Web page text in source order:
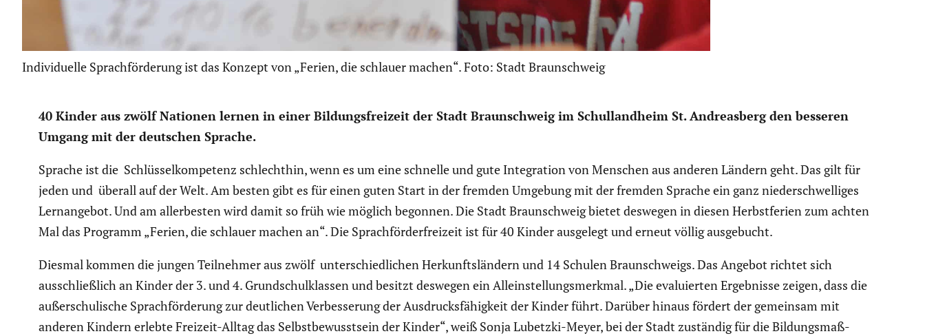
Individuelle Sprachförderung ist das Konzept von „Ferien, die schlauer machen“. Foto: Stadt Braunschweig
40 Kinder aus zwölf Nationen lernen in einer Bildungs­frei­zeit der Stadt Braun­schweig im Schul­land­heim St. Andre­as­berg den besseren
Umgang mit der deutschen Sprache.
Sprache ist die Schlüs­sel­kom­pe­tenz schlechthin, wenn es um eine schnelle und gute Integra­tion von Menschen aus anderen Ländern geht. Das gilt für
jeden und überall auf der Welt. Am besten gibt es für einen guten Start in der fremden Umgebung mit der fremden Sprache ein ganz nieder­schwel­liges
Lernan­gebot. Und am aller­besten wird damit so früh wie möglich begonnen. Die Stadt Braun­schweig bietet deswegen in diesen Herbst­fe­rien zum achten
Mal das Programm „Ferien, die schlauer machen an“. Die Sprach­för­der­frei­zeit ist für 40 Kinder ausgelegt und erneut völlig ausge­bucht.
Diesmal kommen die jungen Teilnehmer aus zwölf unter­schied­li­chen Herkunfts­län­dern und 14 Schulen Braun­schweigs. Das Angebot richtet sich
ausschließ­lich an Kinder der 3. und 4. Grund­schul­klassen und besitzt deswegen ein Allein­stel­lungs­merkmal. „Die evalu­ierten Ergeb­nisse zeigen, dass die
außer­schu­li­sche Sprach­för­de­rung zur deutli­chen Verbes­se­rung der Ausdrucks­fä­hig­keit der Kinder führt. Darüber hinaus fördert der gemeinsam mit
anderen Kindern erlebte Freizeit-Alltag das Selbst­be­wusst­sein der Kinder“, weiß Sonja Lubetzki-Meyer, bei der Stadt zuständig für die Bildungs­maß­